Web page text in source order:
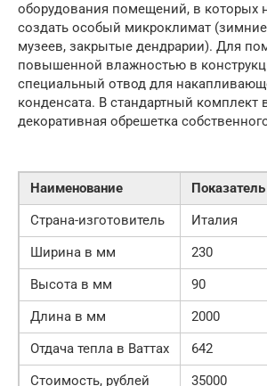
оборудования помещений, в которых
создать особый микроклимат
музеев, закрытые дендрарии). Для
повышенной влажностью в
специальный отвод для
конденсата. В стандартный комплект
декоративная обрешетка
Наименование
Показатель
Страна-изготовитель
Италия
Ширина в мм
230
Высота в мм
90
Длина в мм
2000
Отдача тепла в Ваттах
642
Стоимость, рублей
35000